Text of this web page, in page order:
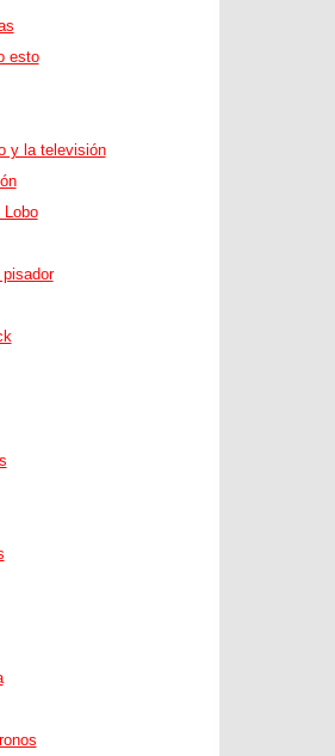
esto
y la televisión
Lobo